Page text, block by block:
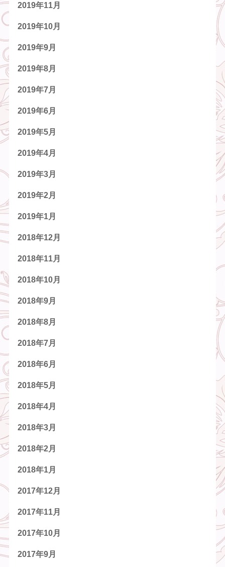
2019年11月
2019年10月
2019年9月
2019年8月
2019年7月
2019年6月
2019年5月
2019年4月
2019年3月
2019年2月
2019年1月
2018年12月
2018年11月
2018年10月
2018年9月
2018年8月
2018年7月
2018年6月
2018年5月
2018年4月
2018年3月
2018年2月
2018年1月
2017年12月
2017年11月
2017年10月
2017年9月